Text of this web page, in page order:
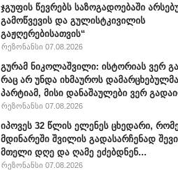
ჯგუფის წევრებს საზოგადოებაში
გამოწვევის და გულისტკივილის
გაჟღერებისათვის“
რეზონანსი 07.08.2026
გურამ ნიკოლაშვილი: ისტორიას ვერ
რაც არ უნდა იხმაუროს დამარცხებულმა
პარტიამ, მისი დანაშაულები ვერ
რეზონანსი 07.08.2026
იპოვეს 32 წლის ელენეს ცხედარი,
მდინარეში შვილის გადასარჩენად
მთელი დღე და ღამე ეძებდნენ...
რეზონანსი 07.08.2026